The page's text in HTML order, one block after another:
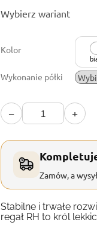
jednostkowa:
Wybierz wariant
Kolor
Wykonanie półki
− +
Zamów, a
Stabilne i trwałe
regał RH to król